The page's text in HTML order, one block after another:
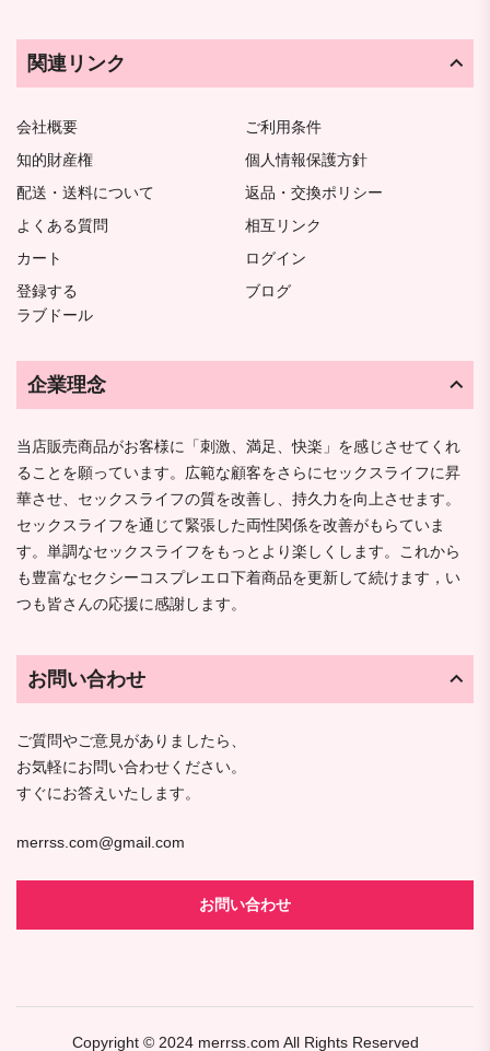
関連リンク
会社概要
ご利用条件
知的財産権
個人情報保護方針
配送・送料について
返品・交換ポリシー
よくある質問
相互リンク
カート
ログイン
登録する
ブログ
ラブドール
企業理念
当店販売商品がお客様に「刺激、満足、快楽」を感じさせてくれ
ることを願っています。広範な顧客をさらにセックスライフに昇
華させ、セックスライフの質を改善し、持久力を向上させます。
セックスライフを通じて緊張した両性関係を改善がもらていま
す。単調なセックスライフをもっとより楽しくします。これから
も豊富なセクシーコスプレエロ下着商品を更新して続けます，い
つも皆さんの応援に感謝します。
お問い合わせ
ご質問やご意見がありましたら、
お気軽にお問い合わせください。
すぐにお答えいたします。
merrss.com@gmail.com
お問い合わせ
Copyright © 2024 merrss.com All Rights Reserved